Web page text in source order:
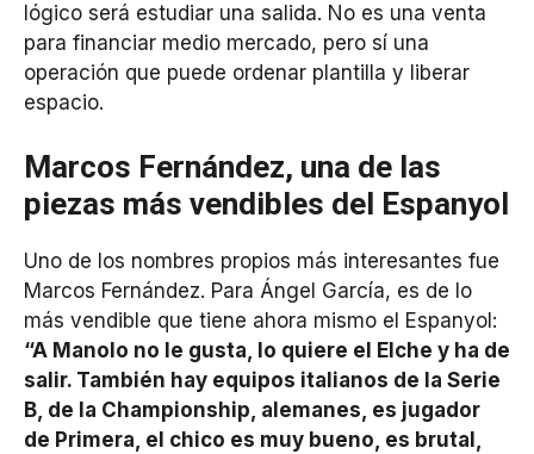
lógico será estudiar una salida. No es una venta
para financiar medio mercado, pero sí una
operación que puede ordenar plantilla y liberar
espacio.
Marcos Fernández, una de las
piezas más vendibles del Espanyol
Uno de los nombres propios más interesantes fue
Marcos Fernández. Para Ángel García, es de lo
más vendible que tiene ahora mismo el Espanyol:
“A Manolo no le gusta, lo quiere el Elche y ha de
salir. También hay equipos italianos de la Serie
B, de la Championship, alemanes, es jugador
de Primera, el chico es muy bueno, es brutal,